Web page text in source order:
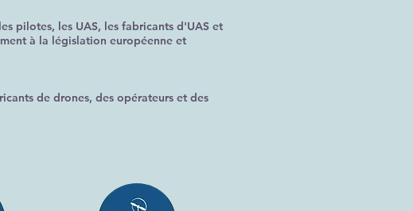
pilotes, les UAS, les fabricants d'UAS et
à la législation européenne et
de drones, des opérateurs et des